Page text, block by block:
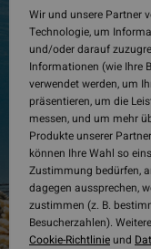
Wir und unsere Partner
Technologie, um
und/oder darauf
Informationen (wie Ihre
verwendet werden, um
präsentieren, um die
messen, und um mehr
Produkte unserer
können Ihre Wahl so
Zustimmung bedürfen,
dagegen aussprechen,
zustimmen (z. B.
Besucherzahlen).
Cookie-Richtlinieund